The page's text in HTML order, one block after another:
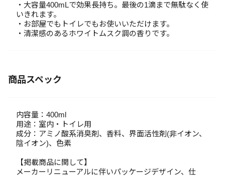
・大容量400mLで効果長持ち。最後の1滴まで無駄なく使
いきれます。
・お部屋でもトイレでもお使いいただけます。
・清潔感のあるホワイトムスク調の香りです。
商品スペック
内容量：400ml
用途：室内・トイレ用
成分：アミノ酸系消臭剤、香料、界面活性剤(非イオン、
陰イオン)、色素
【掲載商品に関して】
メーカーリニューアルに伴いパッケージデザイン、仕